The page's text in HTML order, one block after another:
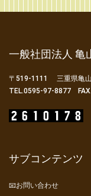
一般社団法人 亀
〒519-1111 三重県亀
TEL.0595-97-8877
サブコンテン
📧お問い合わせ